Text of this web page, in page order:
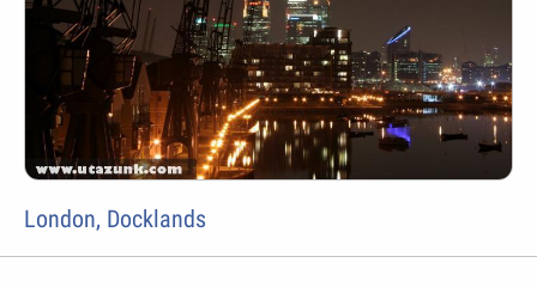
London, Docklands